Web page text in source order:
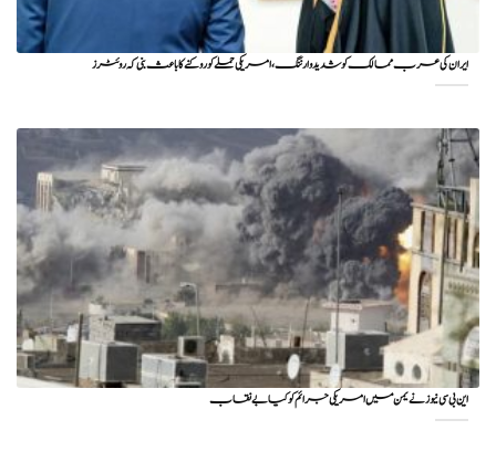
ایران کی عرب ممالک کو شدید وارننگ، امریکی حملے کو روکنے کا باعث بنی کہ روئٹرز
این بی سی نیوز نے یمن میں امریکی جرائم کو کیا بے نقاب